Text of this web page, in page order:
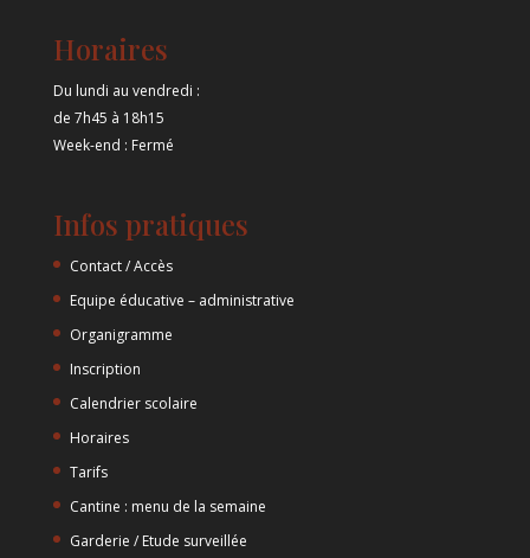
Horaires
Du lundi au vendredi :
de 7h45 à 18h15
Week-end : Fermé
Infos pratiques
Contact / Accès
Equipe éducative – administrative
Organigramme
Inscription
Calendrier scolaire
Horaires
Tarifs
Cantine : menu de la semaine
Garderie / Etude surveillée